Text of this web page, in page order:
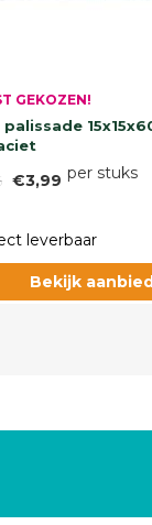
GEKOZEN!
palissade
€3,99 per stuks
leverbaar
Bekijk